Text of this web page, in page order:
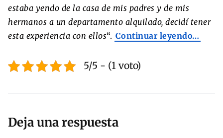
estaba yendo de la casa de mis padres y de mis
hermanos a un departamento alquilado, decidí tener
esta experiencia con ellos“. Continuar leyendo…
5/5 - (1 voto)
Deja una respuesta